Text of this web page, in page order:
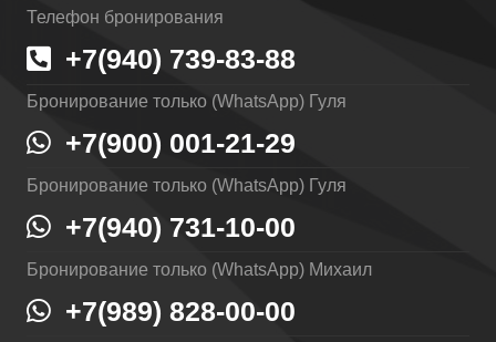
Телефон бронирования
+7(940) 739-83-88
Бронирование только (WhatsApp) Гуля
+7(900) 001-21-29
Бронирование только (WhatsApp) Гуля
+7(940) 731-10-00
Бронирование только (WhatsApp) Михаил
+7(989) 828-00-00